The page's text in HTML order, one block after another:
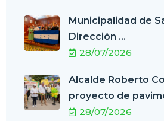
Municipalidad de
Dirección ...
28/07/2026
Alcalde Roberto
proyecto de
28/07/2026